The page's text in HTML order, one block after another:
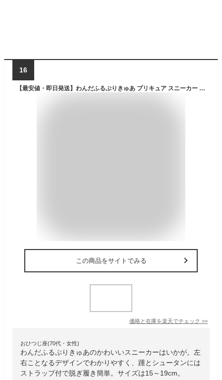
16
【最安値・即日発送】わんだふるぷりきゅあ プリキュア スニーカー 3808 女の子 子ども こども 靴 3808 ★REVH 7987548 くつ 子供靴 シューズ マジックテープ 女児 クツ キャラクター 15cm 16cm 17cm 18cm 19cm グッズ わんぷり プレゼント キュアワンダフル 誕生日
この商品をサイトでみる
価格と在庫を楽天でチェック >>
おひつじ座(70代・女性)
わんだふるぷりきゅあのかわいいスニーカーはいかが。左
右ことなるデザインでわかりやすく、踵とシュータンには
ストラップ付で脱ぎ履き簡単。サイズは15～19cm。